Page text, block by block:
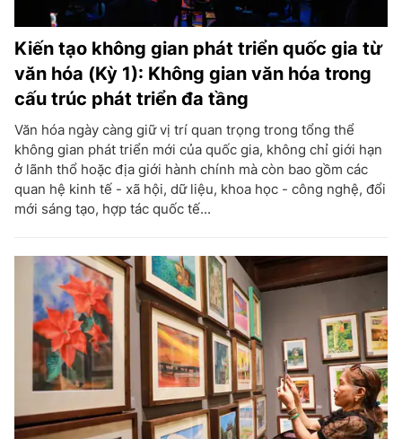
Kiến tạo không gian phát triển quốc gia từ
văn hóa (Kỳ 1): Không gian văn hóa trong
cấu trúc phát triển đa tầng
Văn hóa ngày càng giữ vị trí quan trọng trong tổng thể
không gian phát triển mới của quốc gia, không chỉ giới hạn
ở lãnh thổ hoặc địa giới hành chính mà còn bao gồm các
quan hệ kinh tế - xã hội, dữ liệu, khoa học - công nghệ, đổi
mới sáng tạo, hợp tác quốc tế...